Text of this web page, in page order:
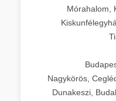
Mórahalom,
Nagykörös,
Dunakeszi,